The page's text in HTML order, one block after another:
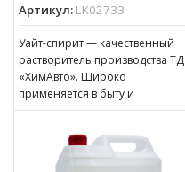
Артикул: LK02733
Уайт-спирит — качественный
растворитель производства ТД
«ХимАвто». Широко
применяется в быту и
промышленности. Эффективен
красок, грунтовок,